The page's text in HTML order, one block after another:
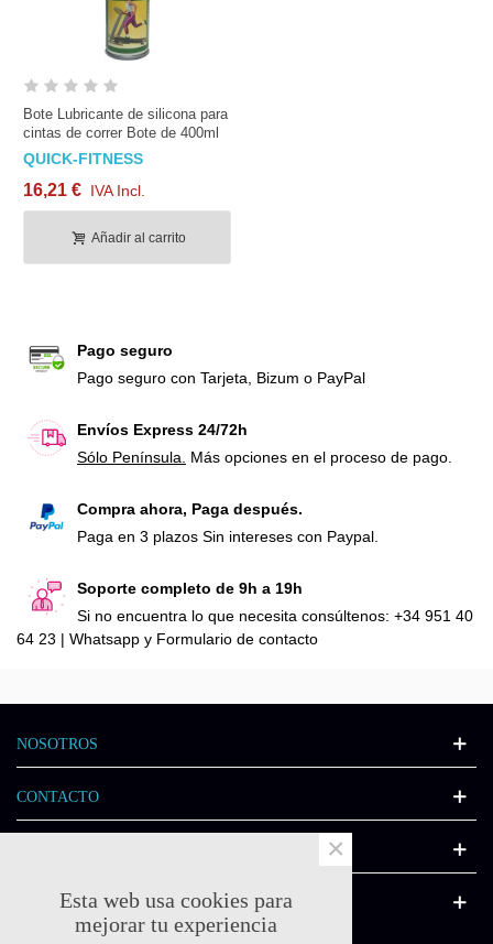
Bote Lubricante de silicona para
cintas de correr Bote de 400ml
QUICK-FITNESS
16,21 € IVA Incl.
Añadir al carrito
Pago seguro
Pago seguro con Tarjeta, Bizum o PayPal
Envíos Express 24/72h
Sólo Península.
Más opciones en el proceso de pago.
Compra ahora, Paga después.
Paga en 3 plazos Sin intereses con Paypal.
Soporte completo de 9h a 19h
Si no encuentra lo que necesita consúltenos: +34 951 40
64 23 | Whatsapp y Formulario de contacto
NOSOTROS
CONTACTO
CATÁLOGOEsta web usa cookies para
mejorar tu experiencia
×